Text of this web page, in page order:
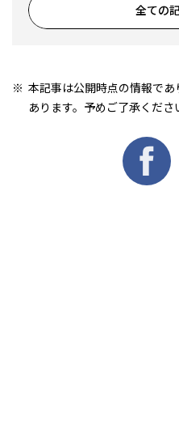
全ての
本記事は公開時点の情報で
あります。予めご了承くださ